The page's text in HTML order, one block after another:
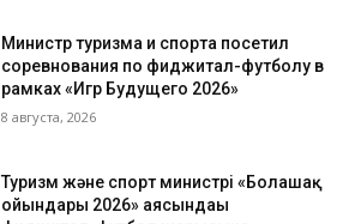
Министр туризма и спорта посетил
соревнования по фиджитал-футболу в
рамках «Игр Будущего 2026»
8 августа, 2026
Туризм және спорт министрі «Болашақ
ойындары 2026» аясындағы